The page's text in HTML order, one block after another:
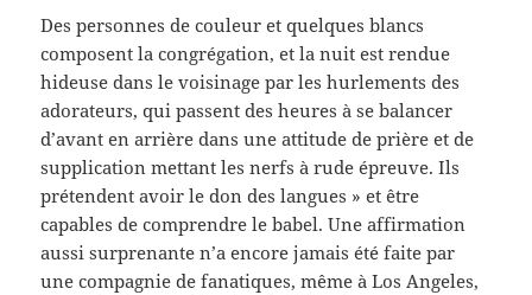
Des personnes de couleur et quelques blancs
composent la congrégation, et la nuit est rendue
hideuse dans le voisinage par les hurlements des
adorateurs, qui passent des heures à se balancer
d’avant en arrière dans une attitude de prière et de
supplication mettant les nerfs à rude épreuve. Ils
prétendent avoir le don des langues » et être
capables de comprendre le babel. Une affirmation
aussi surprenante n’a encore jamais été faite par
une compagnie de fanatiques, même à Los Angeles,